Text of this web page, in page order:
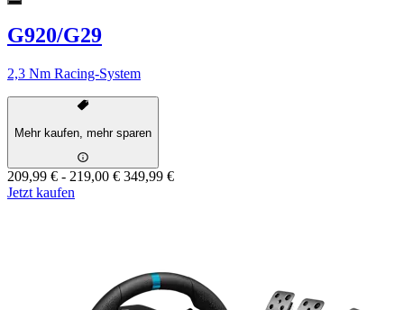
G920/G29
2,3 Nm Racing-System
Mehr kaufen, mehr sparen
209,99 € - 219,00 € 349,99 €
Jetzt kaufen